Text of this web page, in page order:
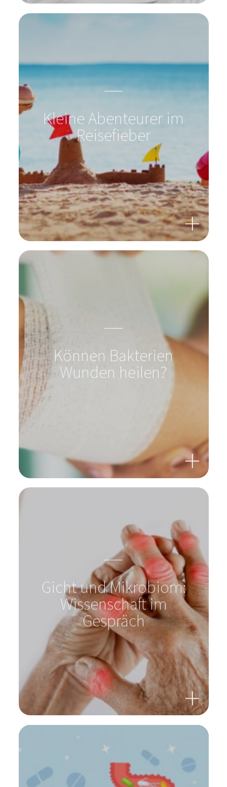
Kleine Abenteurer im
Können Bakterien
Wunden heilen?
Gicht und Mikrobiom:
Wissenschaft im
Darmspiegelung
(Koloskopie) und
Mikrobiom